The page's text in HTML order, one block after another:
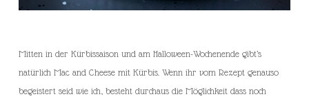
Mitten in der Kürbissaison und am Halloween-Wochenende gibt’s
natürlich Mac and Cheese mit Kürbis. Wenn ihr vom Rezept genauso
begeistert seid wie ich, besteht durchaus die Möglichkeit dass noch